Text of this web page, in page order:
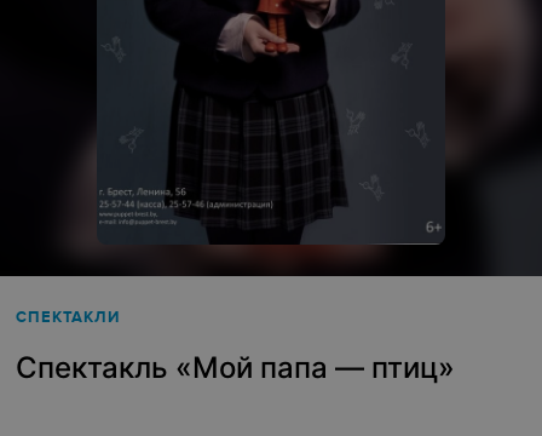
СПЕКТАКЛИ
Спектакль «Мой папа — птиц»